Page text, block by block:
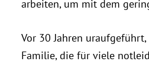
arbeiten, um mit dem
Vor 30 Jahren
Familie, die für viele